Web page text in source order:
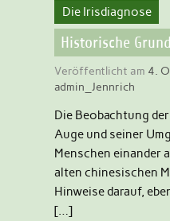
Die Irisdiagnose
Historische
Veröffentlicht am 4.
admin_Jennrich
Die Beobachtung
Auge und seiner
Menschen einander
alten chinesischen
Hinweise darauf,
[…]